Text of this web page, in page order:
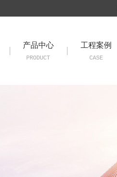
产品中心
PRODUCT
工程案例
CASE